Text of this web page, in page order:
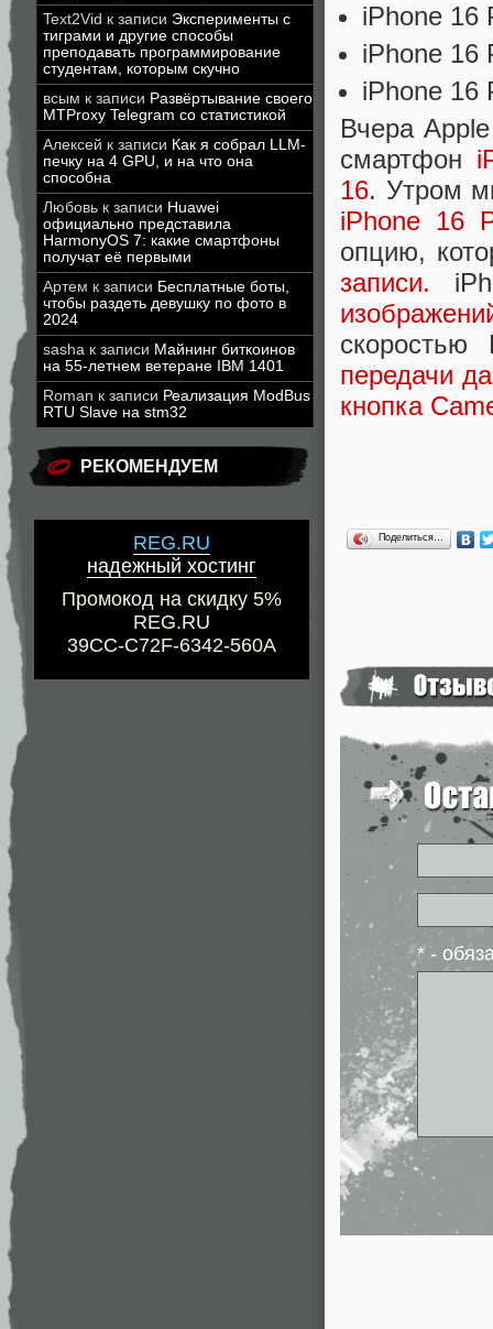
Text2Vid к записи Эксперименты с
тиграми и другие способы
преподавать программирование
студентам, которым скучно
всым к записи Развёртывание своего
MTProxy Telegram со статистикой
Алексей к записи Как я собрал LLM-
печку на 4 GPU, и на что она
способна
Любовь к записи Huawei
официально представила
HarmonyOS 7: какие смартфоны
получат её первыми
Артем к записи Бесплатные боты,
чтобы раздеть девушку по фото в
2024
sasha к записи Майнинг биткоинов
на 55-летнем ветеране IBM 1401
Roman к записи Реализация ModBus
RTU Slave на stm32
РЕКОМЕНДУЕМ
REG.RU
надежный хостинг
Промокод на скидку 5%
REG.RU
39CC-C72F-6342-560A
iPhone
iPhone
iPhone 16
Вчера
смартфон
16. Утром
iPhone 16
опцию,
записи.
передачи
кнопка
Поделиться…
* -